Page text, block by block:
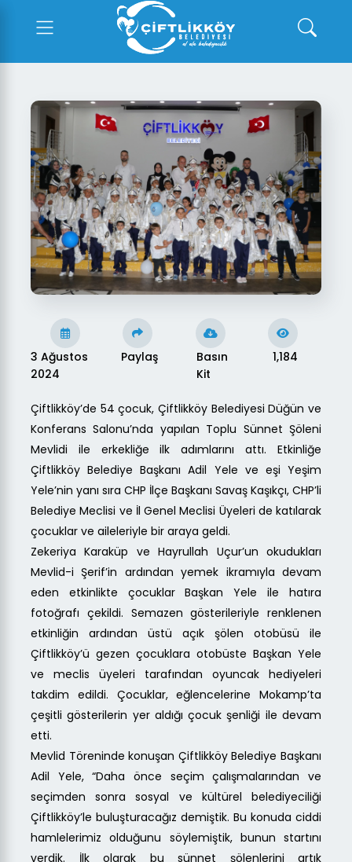
3 Ağustos
2024
Paylaş
Basın
Kit
1,184
Çiftlikköy’de 54 çocuk, Çiftlikköy Belediyesi Düğün ve
Konferans Salonu’nda yapılan Toplu Sünnet Şöleni
Mevlidi ile erkekliğe ilk adımlarını attı. Etkinliğe
Çiftlikköy Belediye Başkanı Adil Yele ve eşi Yeşim
Yele’nin yanı sıra CHP İlçe Başkanı Savaş Kaşıkçı, CHP’li
Belediye Meclisi ve İl Genel Meclisi Üyeleri de katılarak
çocuklar ve aileleriyle bir araya geldi.
Zekeriya Karaküp ve Hayrullah Uçur’un okudukları
Mevlid-i Şerif’in ardından yemek ikramıyla devam
eden etkinlikte çocuklar Başkan Yele ile hatıra
fotoğrafı çekildi. Semazen gösterileriyle renklenen
etkinliğin ardından üstü açık şölen otobüsü ile
Çiftlikköy’ü gezen çocuklara otobüste Başkan Yele
ve meclis üyeleri tarafından oyuncak hediyeleri
takdim edildi. Çocuklar, eğlencelerine Mokamp’ta
çeşitli gösterilerin yer aldığı çocuk şenliği ile devam
etti.
Mevlid Töreninde konuşan Çiftlikköy Belediye Başkanı
Adil Yele, “Daha önce seçim çalışmalarından ve
seçimden sonra sosyal ve kültürel belediyeciliği
Çiftlikköy’le buluşturacağız demiştik. Bu konuda ciddi
hamlelerimiz olduğunu söylemiştik, bunun startını
verdik. İlk olarak bu sünnet şölenlerini artık